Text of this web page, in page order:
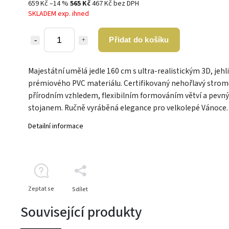
659 Kč–14 % 565 Kč467 Kč bez DPH
SKLADEM exp. ihned
Přidat do košíku
Majestátní umělá jedle 160 cm s ultra-realistickým 3D,
prémiového PVC materiálu. Certifikovaný nehořlavý
přírodním vzhledem, flexibilním formováním větví a
stojanem. Ručně vyráběná elegance pro velkolepé Vánoce.
Detailní informace
Zeptat se Sdílet
Související produkty